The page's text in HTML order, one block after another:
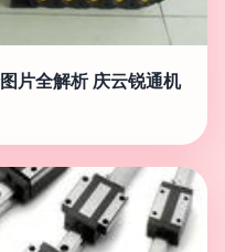
片全解析 庆云锐通机